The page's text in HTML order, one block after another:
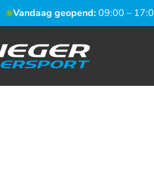
Vandaag geopend:09:00 –